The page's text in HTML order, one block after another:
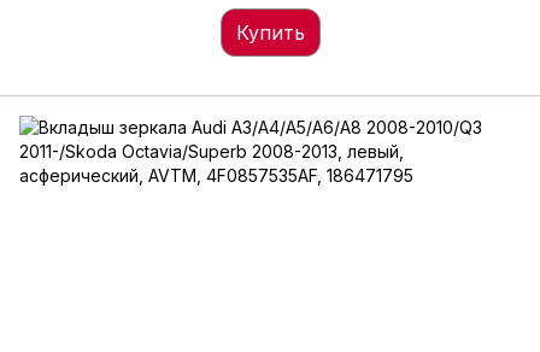
Купить